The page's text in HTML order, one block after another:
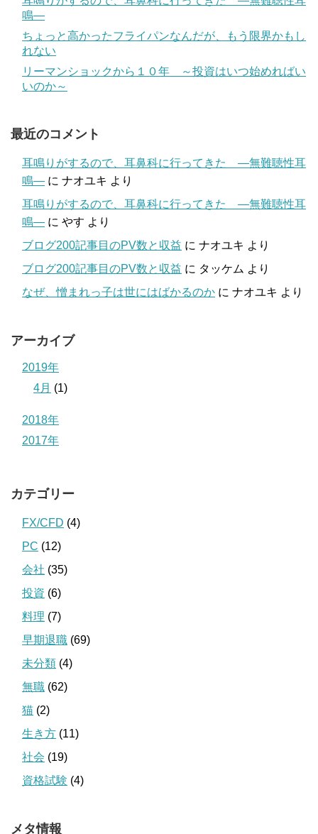
鳴―
ちょっと高かったフライパンなんだが、もう限界かもし
れない
リーマンショックから１０年 ～投資はいつ始めればい
いのか～
最近のコメント
耳鳴りがするので、耳鼻科に行ってきた ―無難聴性耳
鳴― に ナオユキ より
耳鳴りがするので、耳鼻科に行ってきた ―無難聴性耳
鳴― に やす より
ブログ200記事目のPV数と収益 に ナオユキ より
ブログ200記事目のPV数と収益 に タッケム より
なぜ、憎まれっ子は世にはばかるのか に ナオユキ より
アーカイブ
2019年
4月 (1)
2018年
2017年
カテゴリー
FX/CFD (4)
PC (12)
会社 (35)
投資 (6)
料理 (7)
早期退職 (69)
未分類 (4)
無職 (62)
猫 (2)
生き方 (11)
社会 (19)
資格試験 (4)
メタ情報